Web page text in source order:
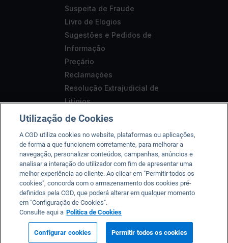
Suspeita de Fraude
Livro de Elogios
Sugestões e Pedidos de
Informação
Preçário
Reclamações
Resolução Extrajudicial de
Litígios
Segurança
Acessibilidade
A CGD está registada junto do Banco de Portugal sob o n.º
35, da CMVM sob o n.º 125 e da ASF sob o nº 419501357.
2026 © Caixa Geral de Depósitos, SA. Todos os direitos
reservados.
Condições de utilização
Utilização de Cookies
A CGD utiliza cookies no website, plataformas ou aplicações,
de forma a que funcionem corretamente, para melhorar a
navegação, personalizar conteúdos, campanhas, anúncios e
analisar a interação do utilizador com fim de apresentar uma
melhor experiência ao cliente. Ao clicar em "Permitir todos os
cookies", concorda com o armazenamento dos cookies pré-
definidos pela CGD, que poderá alterar em qualquer momento
em "Configuração de Cookies".
Consulte aqui a Politica de Cookies
Configurar cookies Permitir todos os cookies